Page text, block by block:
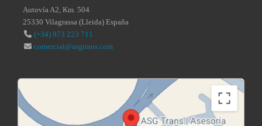
Autovía A2, Km. 504
25330 Vilagrassa (Lleida) España
(+34) 973 223 711
comercial@asgtrans.com